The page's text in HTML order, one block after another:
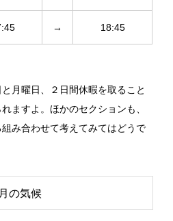
→ 18:45
月曜日、２日間休暇を取ること
ますよ。ほかのセクションも、
み合わせて考えてみてはどうで
の気候